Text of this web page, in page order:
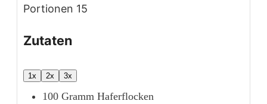
Portionen 15
Zutaten
1x 2x 3x
100 Gramm Haferflocken